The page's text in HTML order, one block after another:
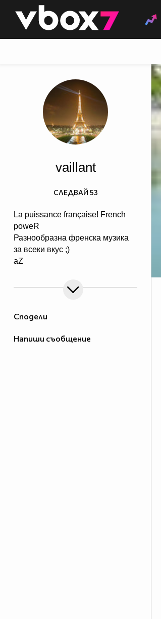
👾
Сподели
Напиши съобщение
vaillant
La puissance française! French
poweR
Разнообразна френска музика
за всеки вкус ;)
aZ
СЛЕДВАЙ 53